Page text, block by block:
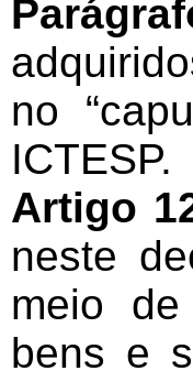
no
ICTESP.
Artigo
neste
meio
bens e